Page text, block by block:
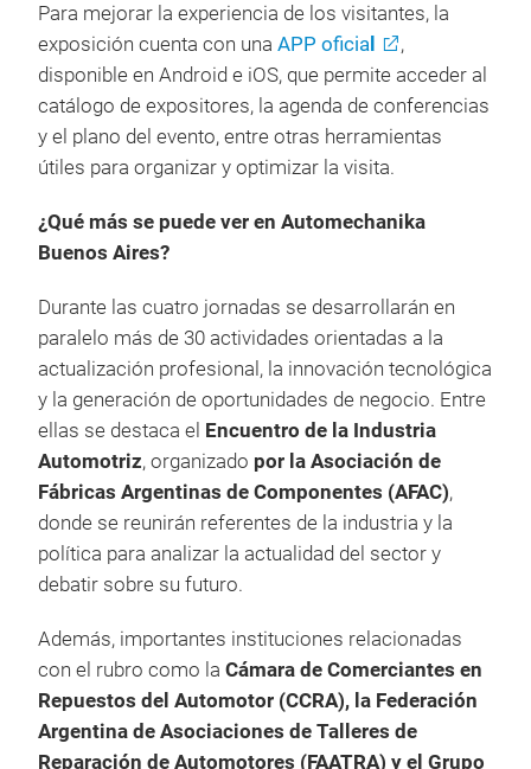
Para mejorar la experiencia de los visitantes, la
exposición cuenta con una APP oficia
,
disponible en Android e iOS, que permite acceder al
catálogo de expositores, la agenda de conferencias
y el plano del evento, entre otras herramientas
útiles para organizar y optimizar la visita.
¿Qué más se puede ver en Automechanika
Buenos Aires?
Durante las cuatro jornadas se desarrollarán en
paralelo más de 30 actividades orientadas a la
actualización profesional, la innovación tecnológica
y la generación de oportunidades de negocio. Entre
ellas se destaca el Encuentro de la Industria
Automotriz, organizado por la Asociación de
Fábricas Argentinas de Componentes (AFAC),
donde se reunirán referentes de la industria y la
política para analizar la actualidad del sector y
debatir sobre su futuro.
Además, importantes instituciones relacionadas
con el rubro como la Cámara de Comerciantes en
Repuestos del Automotor (CCRA), la Federación
Argentina de Asociaciones de Talleres de
Reparación de Automotores (FAATRA) y el Grupo